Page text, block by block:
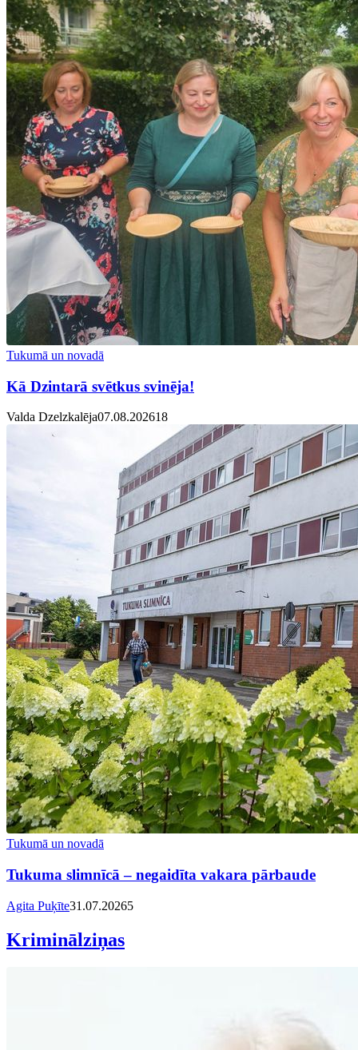
Tukumā un novadā
Kā Dzintarā svētkus svinēja!
Valda Dzelzkalēja07.08.202618
Tukumā un novadā
Tukuma slimnīcā – negaidīta vakara pārbaude
Agita Puķīte31.07.20265
Kriminālziņas